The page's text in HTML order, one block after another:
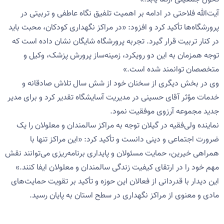
آیت‌الله فلاحتی در ادامه بر اهمیت تلفیق نگاه عاطفی و تربیتی در
پرورشگاه‌ها تأکید کرد و افزود: «در مراکز نگهداری کودکان، محبت باید
در کنار تربیت قرار گیرد. تجربه پرورشگاه شایگان نشان داده است که
توجه همزمان به این دو رویکرد، زمینه‌ساز پرورش پزشک، وکیل و
متخصصان توانمند شده است.»
وی در بخش دیگری از سخنان خود از شش سال تلاش‌ صادقانه و
خدمات مؤثر آقای حسینی در مدیریت آسایشگاه تقدیر کرد و برای مدیر
جدید مجموعه آرزوی موفقیت نمود.
نماینده ولی‌فقیه در گیلان توجه به مراکز سالمندان و معلولان را یک
ضرورت اجتماعی و دینی دانست و تأکید کرد: «این مراکز تنها با
همراهی خیرین، حمایت مسئولان و پایداری برنامه‌ریزی می‌توانند نقش
مهم خود را در ارتقای کیفیت زندگی سالمندان و معلولان ایفا کنند.»
این دیدار با قدردانی از فعالان این حوزه و تأکید بر تقویت حمایت‌های
مادی و معنوی از مراکز نگهداری در سطح استان به پایان رسید.